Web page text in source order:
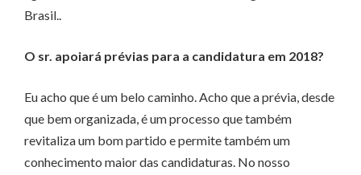
Brasil..
O sr. apoiará prévias para a candidatura em 2018?
Eu acho que é um belo caminho. Acho que a prévia, desde
que bem organizada, é um processo que também
revitaliza um bom partido e permite também um
conhecimento maior das candidaturas. No nosso